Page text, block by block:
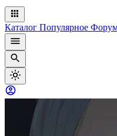
Каталог Популярное